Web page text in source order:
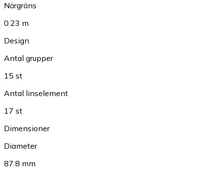
Närgräns
0.23 m
Design
Antal grupper
15 st
Antal linselement
17 st
Dimensioner
Diameter
87.8 mm